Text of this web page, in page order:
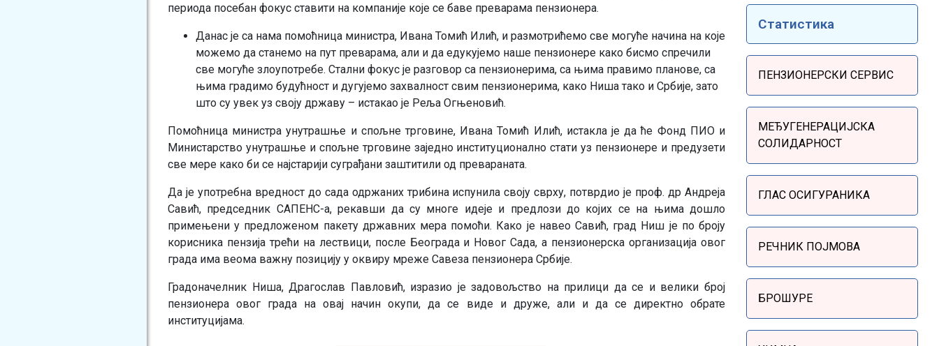
периода посебан фокус ставити на компаније које се баве преварама пензионера.
Данас је са нама помоћница министра, Ивана Томић Илић, и размотрићемо све могуће начина на које
можемо да станемо на пут преварама, али и да едукујемо наше пензионере како бисмо спречили
све могуће злоупотребе. Стални фокус је разговор са пензионерима, са њима правимо планове, са
њима градимо будућност и дугујемо захвалност свим пензионерима, како Ниша тако и Србије, зато
што су увек уз своју државу – истакао је Реља Огњеновић.
Помоћница министра унутрашње и спољне трговине, Ивана Томић Илић, истакла је да ће Фонд ПИО и
Министарство унутрашње и спољне трговине заједно институционално стати уз пензионере и предузети
све мере како би се најстарији суграђани заштитили од превараната.
Да је употребна вредност до сада одржаних трибина испунила своју сврху, потврдио је проф. др Андреја
Савић, председник САПЕНС-а, рекавши да су многе идеје и предлози до којих се на њима дошло
примењени у предложеном пакету државних мера помоћи. Како је навео Савић, град Ниш је по броју
корисника пензија трећи на лествици, после Београда и Новог Сада, а пензионерска организација овог
града има веома важну позицију у оквиру мреже Савеза пензионера Србије.
Градоначелник Ниша, Драгослав Павловић, изразио је задовољство на прилици да се и велики број
пензионера овог града на овај начин окупи, да се виде и друже, али и да се директно обрате
институцијама.
Статистика
ПЕНЗИОНЕРСКИ СЕРВИС
МЕЂУГЕНЕРАЦИЈСКА
СОЛИДАРНОСТ
ГЛАС ОСИГУРАНИКА
РЕЧНИК ПОЈМОВА
БРОШУРЕ